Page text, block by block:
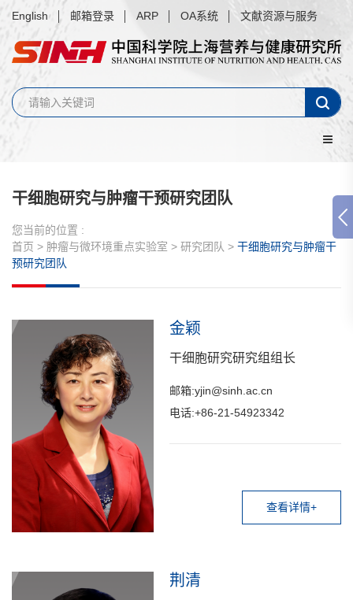
English 邮箱登录 ARP OA系统 文献资源与服务
干细胞研究与肿瘤干预研究团队
您当前的位置 :
首页 > 肿瘤与微环境重点实验室 > 研究团队 > 干细胞研究与肿瘤干
预研究团队
金颖
干细胞研究研究组组长
邮箱:yjin@sinh.ac.cn
电话:+86-21-54923342
查看详情+
荆清